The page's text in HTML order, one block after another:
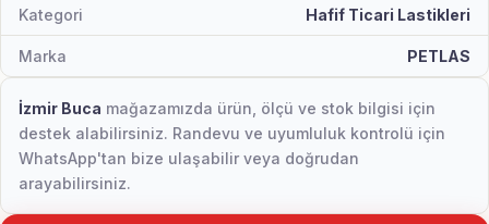
Kategori Hafif Ticari Lastikleri
Marka PETLAS
İzmir Buca mağazamızda ürün, ölçü ve stok bilgisi için
destek alabilirsiniz. Randevu ve uyumluluk kontrolü için
WhatsApp'tan bize ulaşabilir veya doğrudan
arayabilirsiniz.